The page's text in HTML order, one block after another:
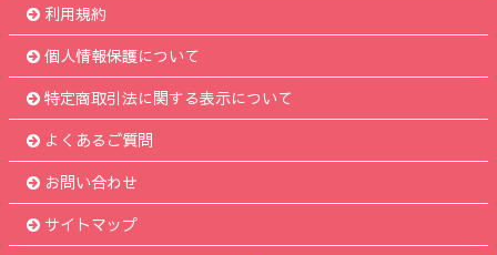
利用規約
個人情報保護について
特定商取引法に関する表示について
よくあるご質問
お問い合わせ
サイトマップ